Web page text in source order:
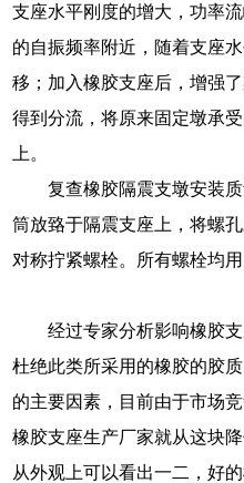
支座水平刚度的增大，功率
的自振频率附近，随着支座
移；加入橡胶支座后，增强
得到分流，将原来固定墩承
上。
复查橡胶隔震支墩安装
筒放臵于隔震支座上，将螺
对称拧紧螺栓。所有螺栓均
经过专家分析影响橡胶
杜绝此类所采用的橡胶的胶
的主要因素，目前由于市场
橡胶支座生产厂家就从这块
从外观上可以看出一二，好